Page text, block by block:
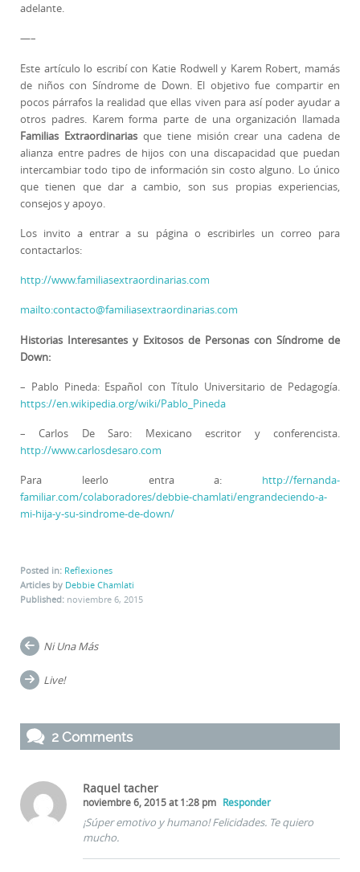
adelante.
—–
Este artículo lo escribí con Katie Rodwell y Karem Robert, mamás
de niños con Síndrome de Down. El objetivo fue compartir en
pocos párrafos la realidad que ellas viven para así poder ayudar a
otros padres. Karem forma parte de una organización llamada
Familias Extraordinariasque tiene misión crear una cadena de
alianza entre padres de hijos con una discapacidad que puedan
intercambiar todo tipo de información sin costo alguno. Lo único
que tienen que dar a cambio, son sus propias experiencias,
consejos y apoyo.
Los invito a entrar a su página o escribirles un correo para
contactarlos:
http://www.familiasextraordinarias.com
mailto:contacto@familiasextraordinarias.com
Historias Interesantes y Exitosos de Personas con Síndrome de
Down:
– Pablo Pineda: Español con Título Universitario de Pedagogía.
https://en.wikipedia.org/wiki/Pablo_Pineda
– Carlos De Saro: Mexicano escritor y conferencista.
http://www.carlosdesaro.com
Para leerlo entra a: http://fernanda-
familiar.com/colaboradores/debbie-chamlati/engrandeciendo-a-
mi-hija-y-su-sindrome-de-down/
Posted in: Reflexiones
Articles by Debbie Chamlati
Published: noviembre 6, 2015
Post
navigation
Ni Una Más
Live!
2 Comments
Raquel tacher
noviembre 6, 2015 at 1:28 pm Responder
¡Súper emotivo y humano! Felicidades. Te quiero
mucho.